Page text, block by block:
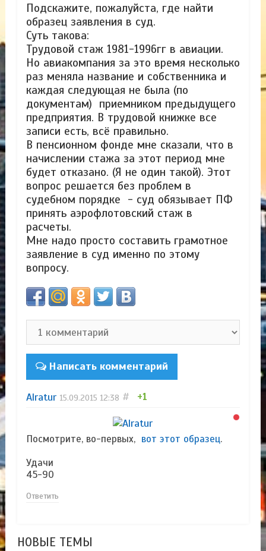
Подскажите, пожалуйста, где найти
образец заявления в суд.
Суть такова:
Трудовой стаж 1981-1996гг в авиации.
Но авиакомпания за это время несколько
раз меняла название и собственника и
каждая следующая не была (по
документам) приемником предыдущего
предприятия. В трудовой книжке все
записи есть, всё правильно.
В пенсионном фонде мне сказали, что в
начислении стажа за этот период мне
будет отказано. (Я не один такой). Этот
вопрос решается без проблем в
судебном порядке - суд обязывает ПФ
принять аэрофлотовский стаж в
расчеты.
Мне надо просто составить грамотное
заявление в суд именно по этому
вопросу.
Написать комментарий
Alratur 15.09.2015 12:38 # +1
Посмотрите, во-первых, вот этот образец.
Удачи
45-90
Ответить
НОВЫЕ ТЕМЫ